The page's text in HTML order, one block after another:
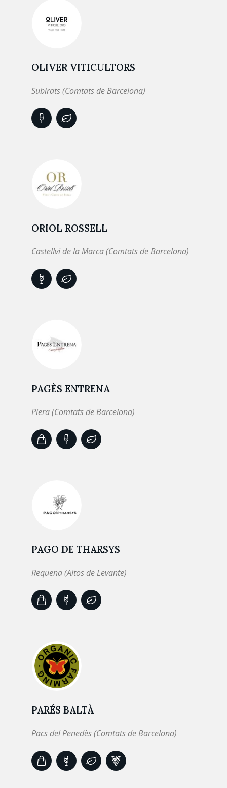
OLIVER VITICULTORS
Subirats (Comtats de Barcelona)
ORIOL ROSSELL
Castellvi de la Marca (Comtats de Barcelona)
PAGÈS ENTRENA
Piera (Comtats de Barcelona)
PAGO DE THARSYS
Requena (Altos de Levante)
PARÉS BALTÀ
Pacs del Penedès (Comtats de Barcelona)